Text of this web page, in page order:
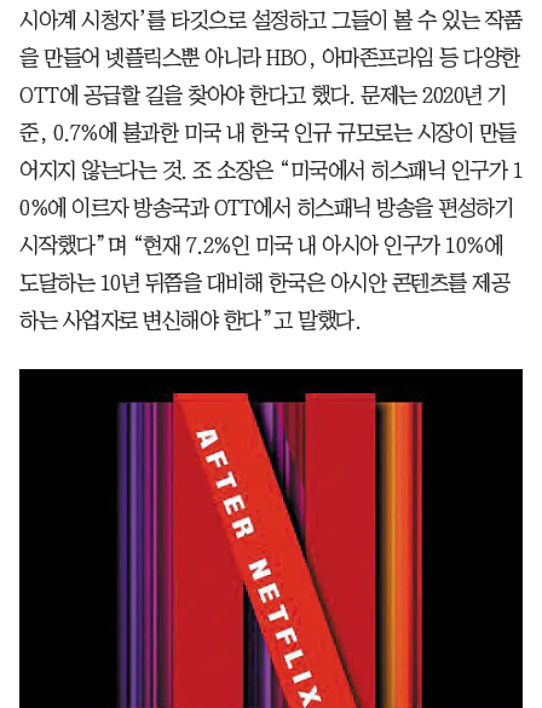
시아계 시청자’를 타깃으로 설정하고 그들이 볼 수 있는 작품
을 만들어 넷플릭스뿐 아니라 HBO, 아마존프라임 등 다양한
OTT에 공급할 길을 찾아야 한다고 했다. 문제는 2020년 기
준, 0.7%에 불과한 미국 내 한국 인규 규모로는 시장이 만들
어지지 않는다는 것. 조 소장은 “미국에서 히스패닉 인구가 1
0%에 이르자 방송국과 OTT에서 히스패닉 방송을 편성하기
시작했다”며 “현재 7.2%인 미국 내 아시아 인구가 10%에
도달하는 10년 뒤쯤을 대비해 한국은 아시안 콘텐츠를 제공
하는 사업자로 변신해야 한다”고 말했다.